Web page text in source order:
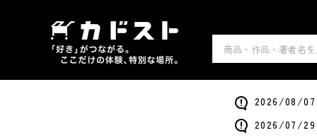
2026/08/07
2026/07/29